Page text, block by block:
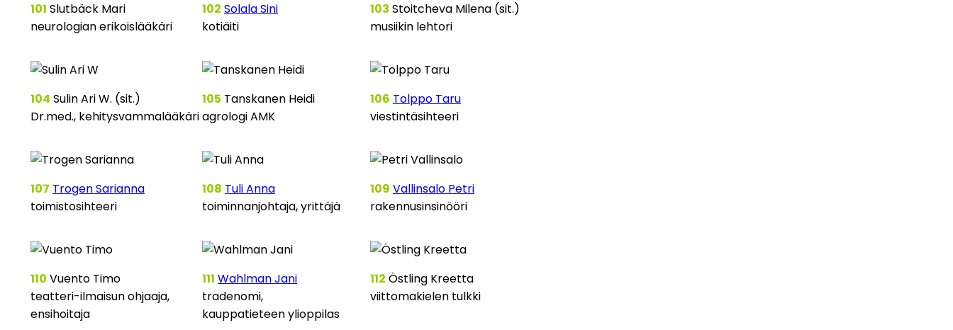
101 Slutbäck Mari
neurologian erikoislääkäri
102 Solala Sini
kotiäiti
103 Stoitcheva Milena (sit.)
musiikin lehtori
104 Sulin Ari W. (sit.)
Dr.med., kehitysvammalääkäri
105 Tanskanen Heidi
agrologi AMK
106 Tolppo Taru
viestintäsihteeri
107 Trogen Sarianna
toimistosihteeri
108 Tuli Anna
toiminnanjohtaja, yrittäjä
109 Vallinsalo Petri
rakennusinsinööri
110 Vuento Timo
teatteri-ilmaisun ohjaaja,
ensihoitaja
111 Wahlman Jani
tradenomi,
kauppatieteen ylioppilas
112 Östling Kreetta
viittomakielen tulkki